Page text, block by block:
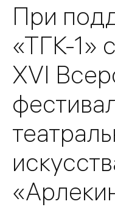
При
«ТГК-1»
XVI